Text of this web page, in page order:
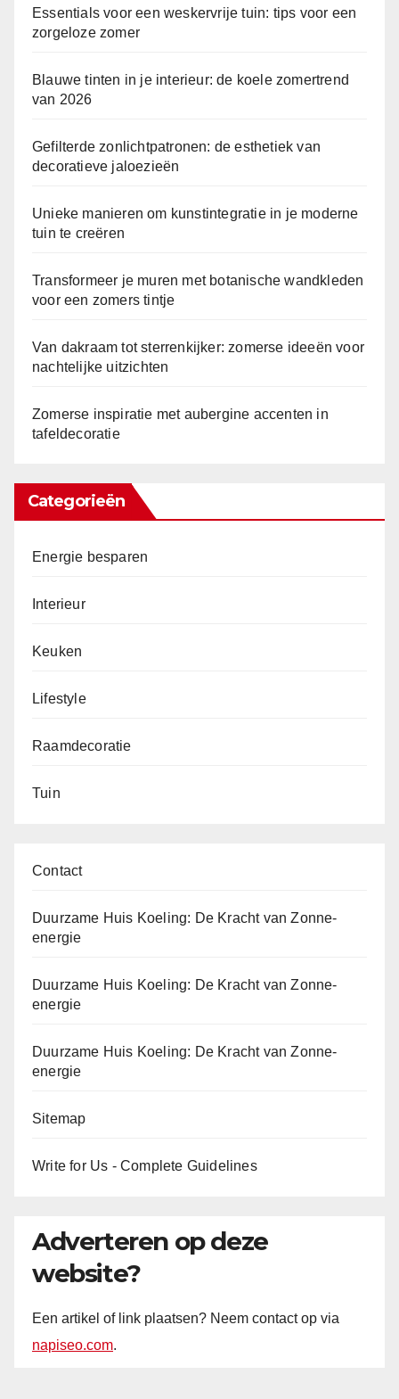
Essentials voor een weskervrije tuin: tips voor een
zorgeloze zomer
Blauwe tinten in je interieur: de koele zomertrend
van 2026
Gefilterde zonlichtpatronen: de esthetiek van
decoratieve jaloezieën
Unieke manieren om kunstintegratie in je moderne
tuin te creëren
Transformeer je muren met botanische wandkleden
voor een zomers tintje
Van dakraam tot sterrenkijker: zomerse ideeën voor
nachtelijke uitzichten
Zomerse inspiratie met aubergine accenten in
tafeldecoratie
Categorieën
Energie besparen
Interieur
Keuken
Lifestyle
Raamdecoratie
Tuin
Contact
Duurzame Huis Koeling: De Kracht van Zonne-
energie
Duurzame Huis Koeling: De Kracht van Zonne-
energie
Duurzame Huis Koeling: De Kracht van Zonne-
energie
Sitemap
Write for Us - Complete Guidelines
Adverteren op deze
website?
Een artikel of link plaatsen? Neem contact op via
napiseo.com.